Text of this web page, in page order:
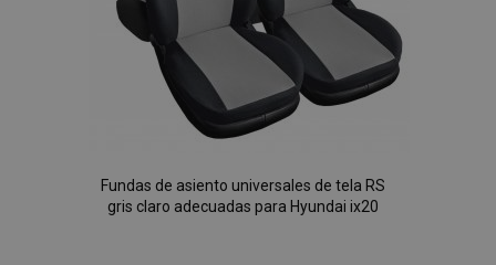
Fundas de asiento universales de tela RS
gris claro adecuadas para Hyundai ix20